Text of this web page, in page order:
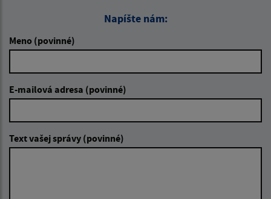
Napíšte nám:
Meno (povinné)
E-mailová adresa (povinné)
Text vašej správy (povinné)